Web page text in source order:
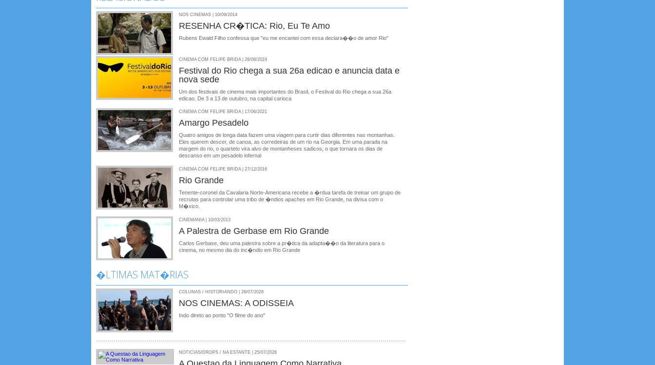
NOS CINEMAS | 10/09/2014
RESENHA CR�TICA: Rio, Eu Te Amo
Rubens Ewald Filho confessa que "eu me encantei com essa declara��o de amor Rio"
CINEMA COM FELIPE BRIDA | 28/08/2024
Festival do Rio chega a sua 26a edicao e anuncia data e
nova sede
Um dos festivais de cinema mais importantes do Brasil, o Festival do Rio chega a sua 26a
edicao. De 3 a 13 de outubro, na capital carioca
CINEMA COM FELIPE BRIDA | 17/06/2021
Amargo Pesadelo
Quatro amigos de longa data fazem uma viagem para curtir dias diferentes nas montanhas.
Eles querem descer, de canoa, as corredeiras de um rio na Georgia. Em uma parada na
margem do rio, o quarteto vira alvo de montanheses sadicos, o que tornara os dias de
descanso em um pesadelo infernal
CINEMA COM FELIPE BRIDA | 27/12/2016
Rio Grande
Tenente-coronel da Cavalaria Norte-Americana recebe a �rdua tarefa de treinar um grupo de
recrutas para controlar uma tribo de �ndios apaches em Rio Grande, na divisa com o
M�xico.
CINEMANIA | 10/03/2013
A Palestra de Gerbase em Rio Grande
Carlos Gerbase, deu uma palestra sobre a pr�tica da adapta��o da literatura para o
cinema, no mesmo dia do inc�ndio em Rio Grande
�LTIMAS MAT�RIAS
COLUNAS / HISTORIANDO | 28/07/2026
NOS CINEMAS: A ODISSEIA
Indo direto ao ponto "O filme do ano"
NOTICIAS/DROPS / NA ESTANTE | 25/07/2026